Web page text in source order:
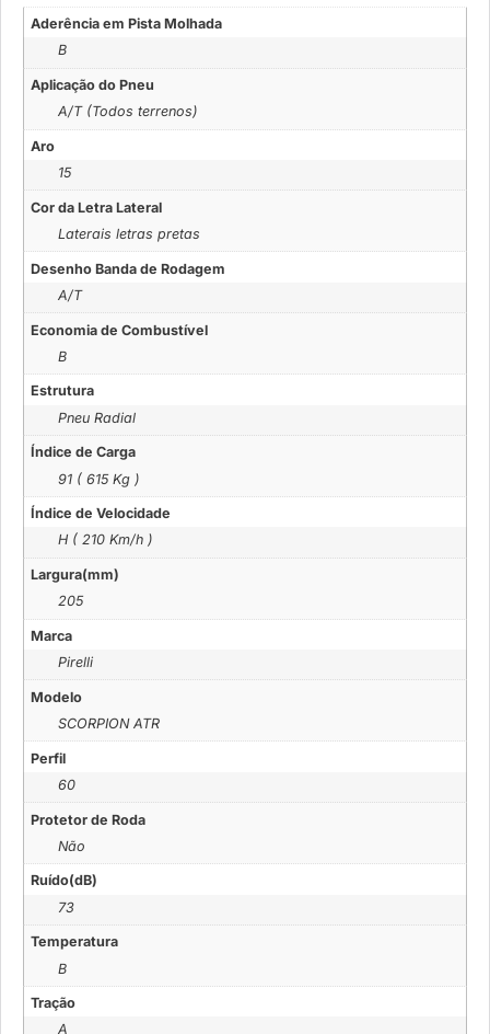
Aderência em Pista Molhada
B
Aplicação do Pneu
A/T (Todos terrenos)
Aro
15
Cor da Letra Lateral
Laterais letras pretas
Desenho Banda de Rodagem
A/T
Economia de Combustível
B
Estrutura
Pneu Radial
Índice de Carga
91 ( 615 Kg )
Índice de Velocidade
H ( 210 Km/h )
Largura(mm)
205
Marca
Pirelli
Modelo
SCORPION ATR
Perfil
60
Protetor de Roda
Não
Ruído(dB)
73
Temperatura
B
Tração
A